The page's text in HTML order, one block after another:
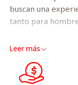
buscan una
tanto para
cautivadora, que
perfectas para
en una sinfonía
Leer más